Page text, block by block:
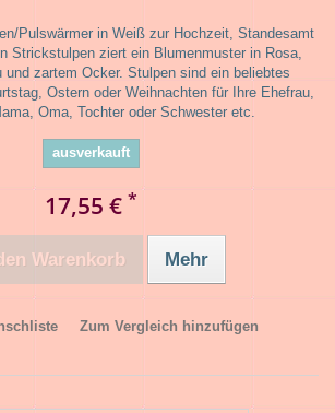
Pulswärmer in Weiß zur Hochzeit, Standesamt
Strickstulpen ziert ein Blumenmuster in Rosa,
und zartem Ocker. Stulpen sind ein beliebtes
Ostern oder Weihnachten für Ihre Ehefrau,
Oma, Tochter oder Schwester etc.
ausverkauft
17,55 € *
Warenkorb Mehr
Zum Vergleich hinzufügen